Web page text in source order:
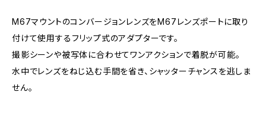
M67マウントのコンバージョンレンズをM67レンズポートに取り
付けて使用するフリップ式のアダプターです。
撮影シーンや被写体に合わせてワンアクションで着脱が可能。
水中でレンズをねじ込む手間を省き、シャッターチャンスを逃しま
せん。